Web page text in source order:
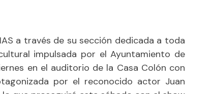
a través de susección dedicada a toda
impulsada por el Ayuntamiento de
en el auditorio de la Casa Colón con
por el reconocido actor Juan